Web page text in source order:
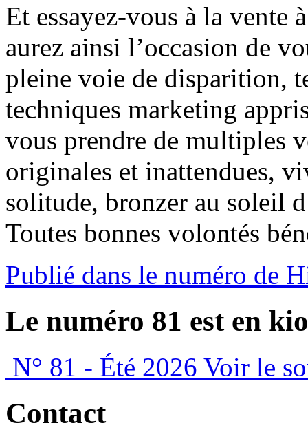
Et essayez-vous à la vente
aurez ainsi l’occasion de
pleine voie de disparition,
techniques marketing
vous prendre de multiples
originales et inattendues,
solitude, bronzer au soleil
Toutes bonnes volontés
Publié dans le numéro de
Le numéro 81 est en
N° 81 - Été 2026 Voir le
Contact